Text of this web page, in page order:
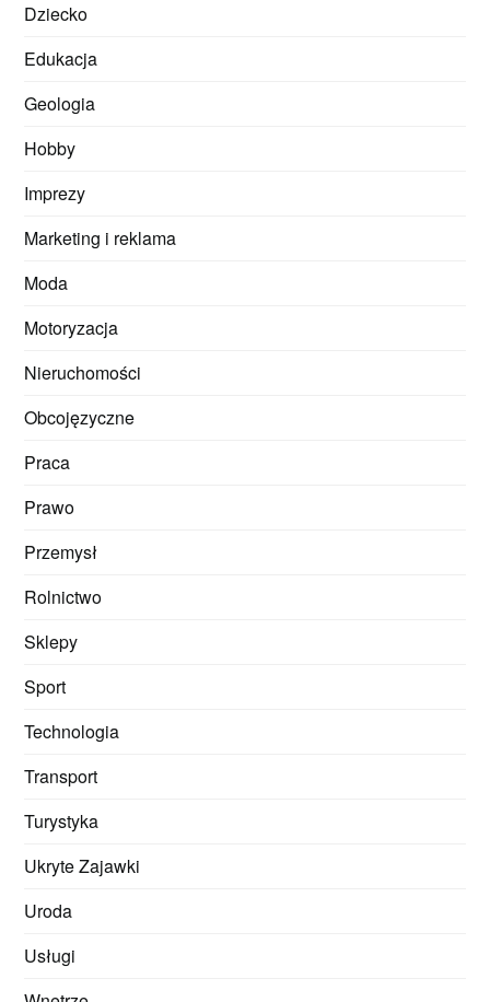
Dziecko
Edukacja
Geologia
Hobby
Imprezy
Marketing i reklama
Moda
Motoryzacja
Nieruchomości
Obcojęzyczne
Praca
Prawo
Przemysł
Rolnictwo
Sklepy
Sport
Technologia
Transport
Turystyka
Ukryte Zajawki
Uroda
Usługi